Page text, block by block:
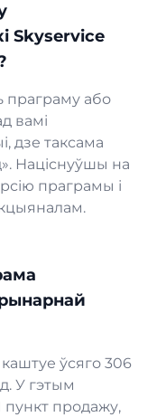
Skyservice
праграму або
вамі
дзе таксама
Націснуўшы на
праграмы і
ўсяго 306
У гэтым
пункт продажу,